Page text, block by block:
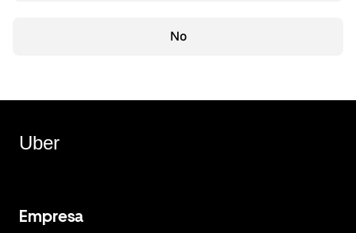
No
Uber
Empresa